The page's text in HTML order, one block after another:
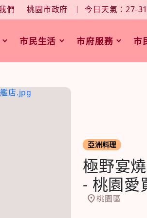
們 桃園市政府 今日天氣：27-
字型大小：
市民生活 市府服務 市
亞洲料理
極野宴
- 桃園愛
桃園區